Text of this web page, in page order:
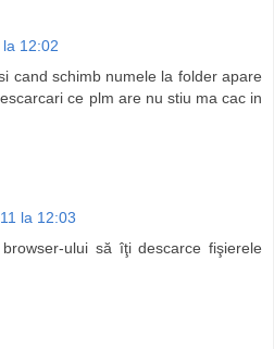
12:02
cand schimb numele la folder apare
ce plm are nu stiu ma cac in
la 12:03
ului să îţi descarce fişierele